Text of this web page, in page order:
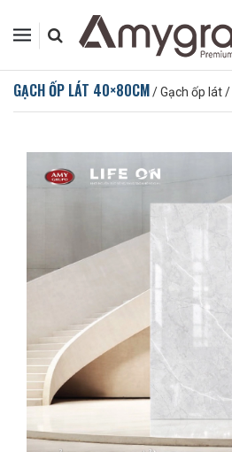
GẠCH ỐP LÁT 40×80CM/Gạch ốp lát/